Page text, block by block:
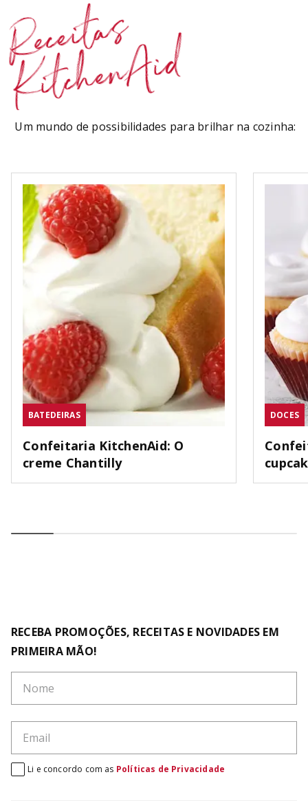
Receitas
KitchenAid
Um mundo de possibilidades para brilhar na cozinha:
BATEDEIRAS
Confeitaria KitchenAid: O
creme Chantilly
DOCES
RECEBA PROMOÇÕES, RECEITAS E NOVIDADES EM
PRIMEIRA MÃO!
Li e concordo com as Políticas de Privacidade